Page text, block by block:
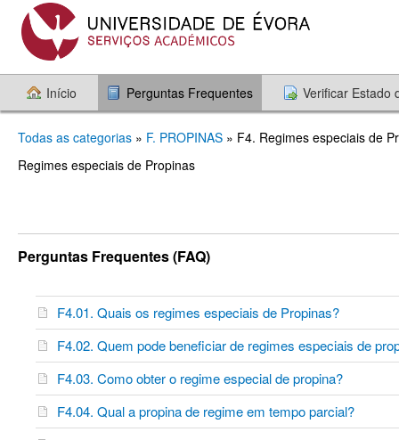
Início Perguntas Frequentes Verificar Estado
Todas as categorias » F. PROPINAS » F4. Regimes especiais de
Regimes especiais de Propinas
Perguntas Frequentes (FAQ)
F4.01. Quais os regimes especiais de Propinas?
F4.02. Quem pode beneficiar de regimes especiais de
F4.03. Como obter o regime especial de propina?
F4.04. Qual a propina de regime em tempo parcial?